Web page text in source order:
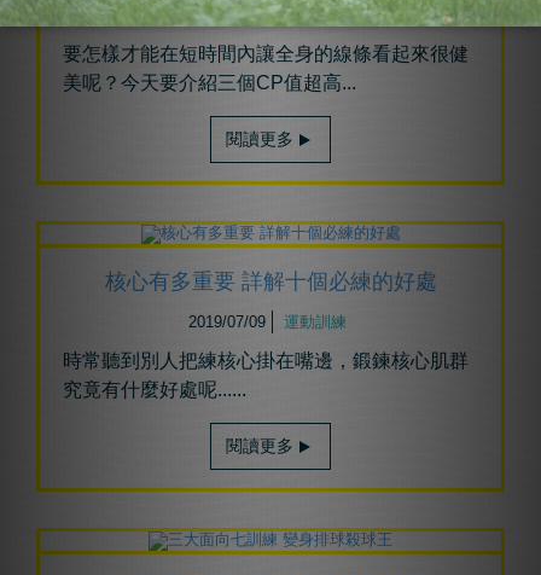
2019/07/09 運動訓練
要怎樣才能在短時間內讓全身的線條看起來很健
美呢？今天要介紹三個CP值超高...
閱讀更多
核心有多重要 詳解十個必練的好處
2019/07/09 運動訓練
時常聽到別人把練核心掛在嘴邊，鍛鍊核心肌群
究竟有什麼好處呢......
閱讀更多